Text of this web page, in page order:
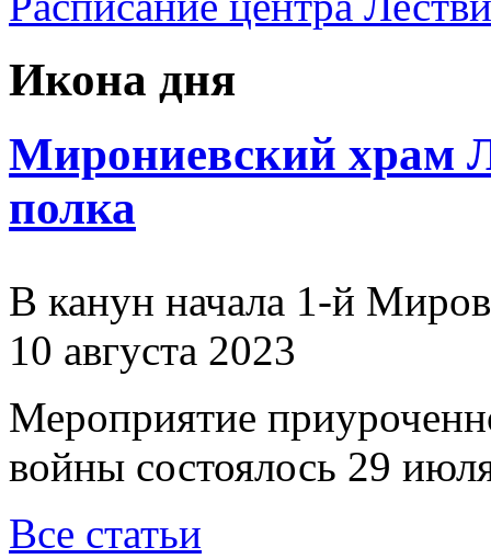
Икона дня
Мирониевский храм
полка
В канун начала 1-й
10 августа 2023
Мероприятие
войны состоялось 29
Все статьи